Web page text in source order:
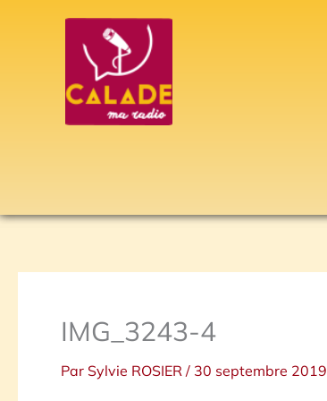
IMG_3243-4
Par Sylvie ROSIER / 30 septembre 2019